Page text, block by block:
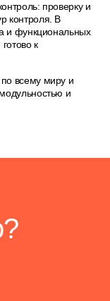
всему миру и
и
проверку и
контроля. В
и функциональных
к